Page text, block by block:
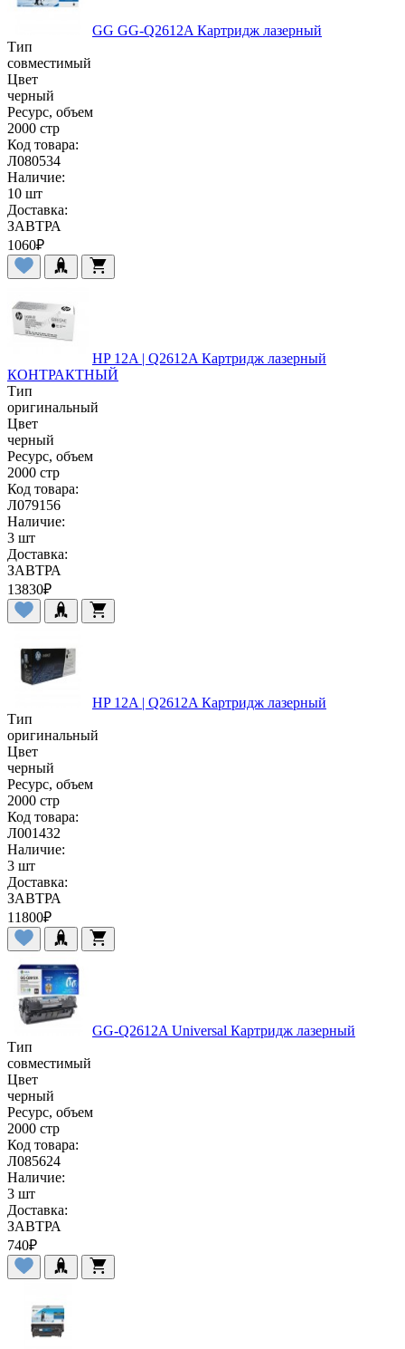
GG GG-Q2612A Картридж лазерный
Тип
совместимый
Цвет
черный
Ресурс, объем
2000 стр
Код товара:
Л080534
Наличие:
10 шт
Доставка:
ЗАВТРА
1060₽
HP 12A | Q2612A Картридж лазерный
КОНТРАКТНЫЙ
Тип
оригинальный
Цвет
черный
Ресурс, объем
2000 стр
Код товара:
Л079156
Наличие:
3 шт
Доставка:
ЗАВТРА
13830₽
HP 12A | Q2612A Картридж лазерный
Тип
оригинальный
Цвет
черный
Ресурс, объем
2000 стр
Код товара:
Л001432
Наличие:
3 шт
Доставка:
ЗАВТРА
11800₽
GG-Q2612A Universal Картридж лазерный
Тип
совместимый
Цвет
черный
Ресурс, объем
2000 стр
Код товара:
Л085624
Наличие:
3 шт
Доставка:
ЗАВТРА
740₽